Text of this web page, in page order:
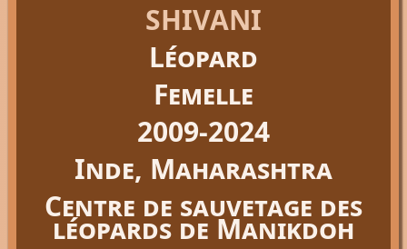
SHIVANI
Léopard
Femelle
2009-2024
Inde, Maharashtra
Centre de sauvetage des
léopards de Manikdoh